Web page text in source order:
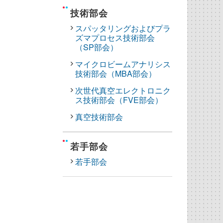
技術部会
スパッタリングおよびプラ
ズマプロセス技術部会
（SP部会）
マイクロビームアナリシス
技術部会（MBA部会）
次世代真空エレクトロニク
ス技術部会（FVE部会）
真空技術部会
若手部会
若手部会